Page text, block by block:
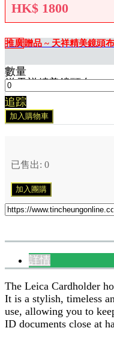
HK$ 1800
推廣贈品 ~ 天祥精美鏡頭
送天祥精美鏡頭布
數量
追踪
加入購物車
已售出: 0
加入團購
詳情
The Leica Cardholder
It is a stylish, timeless
use, allowing you to
ID documents close at